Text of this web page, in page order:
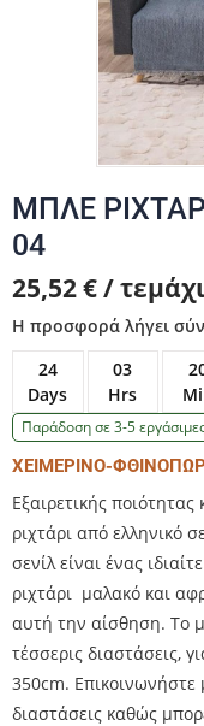
ΜΠΛΕ
04
25,52 € /
Η προσφορά λήγει
24
Days
03
Hrs
Παράδοση σε 3-5
ΧΕΙΜΕΡΙΝΟ-
Εξαιρετικής
ριχτάρι από ελληνικό
σενίλ είναι ένας
ριχτάρι μαλακό και
αυτή την αίσθηση. Το
τέσσερις διαστάσεις,
350cm. Επικοινωνήστε
διαστάσεις καθώς